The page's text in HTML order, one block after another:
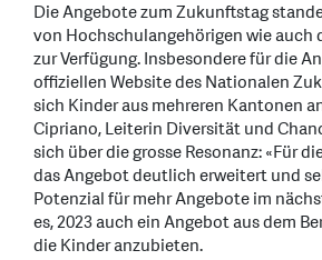
Die Angebote zum Zukunftstag
von Hochschulangehörigen wie
zur Verfügung. Insbesondere für die
offiziellen Website des Nationalen
sich Kinder aus mehreren Kantonen
Cipriano, Leiterin Diversität und
sich über die grosse Resonanz: «Für
das Angebot deutlich erweitert und
Potenzial für mehr Angebote im
es, 2023 auch ein Angebot aus dem
die Kinder anzubieten.